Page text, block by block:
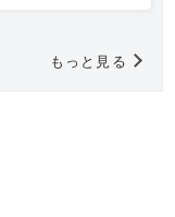
もっと見る